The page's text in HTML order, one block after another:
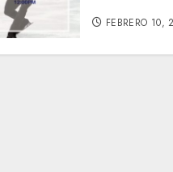
FEBRERO 10,